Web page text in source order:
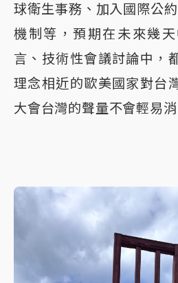
球衛生事務、加入國際公
機制等，預期在未來幾
言、技術性會議討論中，
理念相近的歐美國家對台
大會台灣的聲量不會輕易消